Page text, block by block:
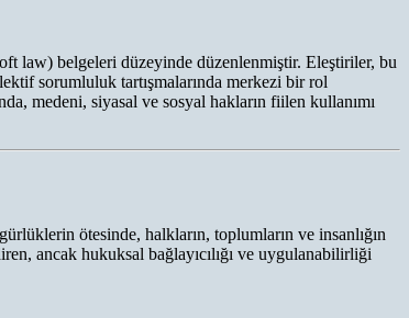
law) belgeleri düzeyinde düzenlenmiştir. Eleştiriler, bu
sorumluluk tartışmalarında merkezi bir rol
medeni, siyasal ve sosyal hakların fiilen kullanımı
ötesinde, halkların, toplumların ve insanlığın
ancak hukuksal bağlayıcılığı ve uygulanabilirliği